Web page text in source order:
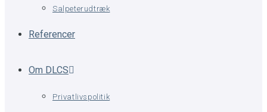
Salpeterudtræk
Referencer
Om DLCS
Privatlivspolitik